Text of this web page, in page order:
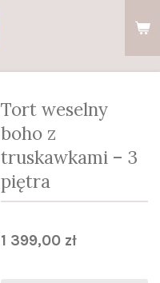
Tort weselny
boho z
truskawkami – 3
piętra
1 399,00 zł